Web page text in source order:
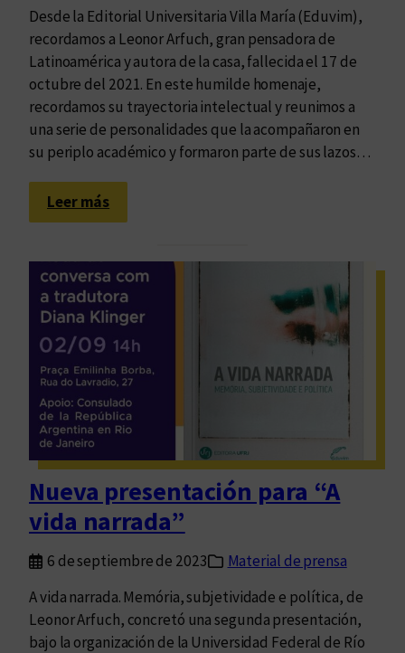
Desde la Editorial Universitaria Villa María (Eduvim),
recordamos a Leonor Arfuch, gran pensadora de
Latinoamérica y autora de la casa, fallecida el 17 de
octubre del 2021. En este humilde homenaje,
recordamos su trayectoria intelectual y reunimos a
una serie de personalidades que la acompañaron en
su periplo académico y formaron parte de sus lazos…
Leer más:
D
j
a
r
e
c
u
e
a
Nueva presentación para “A
vida narrada”
6 de septiembre de 2023
Material de prensa
A vida narrada. Memória, subjetividade e política, de
Leonor Arfuch, concretó una segunda presentación,
bajo la organización de la Universidad Federal de Río